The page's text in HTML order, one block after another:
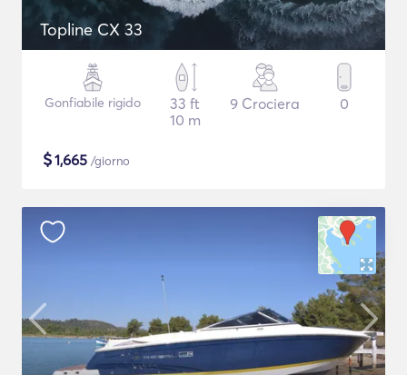
Topline CX 33
Gonfiabile rigido
33 ft
10 m
9 Crociera 0
$1,665 /giorno